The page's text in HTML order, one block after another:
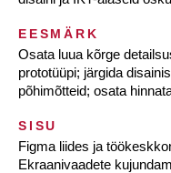
EESMÄRK
Osata luua kõrge
prototüüpi; järgida
põhimõtteid; osata
SISU
Figma liides ja
Ekraanivaadete